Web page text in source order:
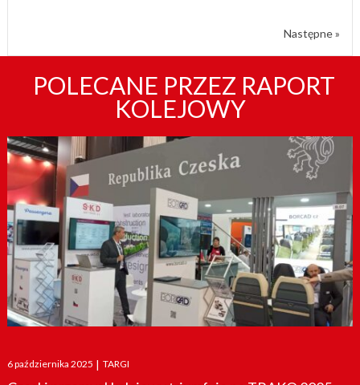
Następne »
POLECANE PRZEZ RAPORT
KOLEJOWY
Posted
on
6 października 2025 | TARGI